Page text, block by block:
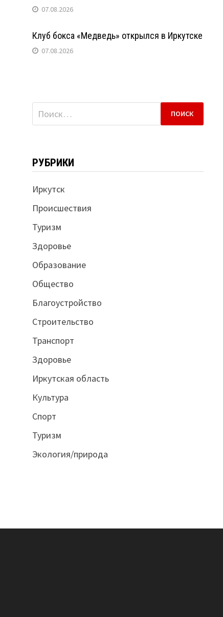
07.08.2026
Клуб бокса «Медведь» открылся в Иркутске
07.08.2026
Найти:
РУБРИКИ
Иркутск
Происшествия
Туризм
Здоровье
Образование
Общество
Благоустройство
Строительство
Транспорт
Здоровье
Иркутская область
Культура
Спорт
Туризм
Экология/природа